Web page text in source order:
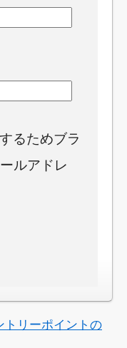
るためブラ
ルアドレ
トリーポイントの